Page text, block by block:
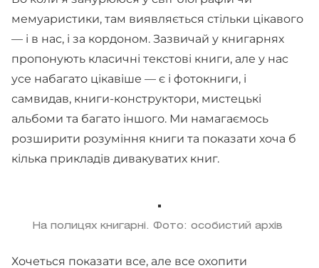
мемуаристики, там виявляється стільки цікавого
— і в нас, і за кордоном. Зазвичай у книгарнях
пропонують класичні текстові книги, але у нас
усе набагато цікавіше — є і фотокниги, і
самвидав, книги-конструктори, мистецькі
альбоми та багато іншого. Ми намагаємось
розширити розуміння книги та показати хоча б
кілька прикладів дивакуватих книг.
На полицях книгарні. Фото: особистий архів
Хочеться показати все, але все охопити